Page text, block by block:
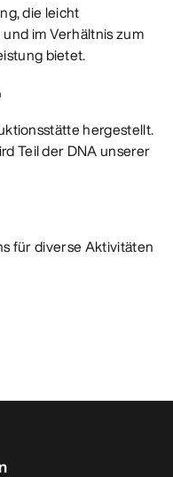
die leicht
im Verhältnis zum
bietet.
hergestellt.
Teil der DNA unserer
für diverse Aktivitäten